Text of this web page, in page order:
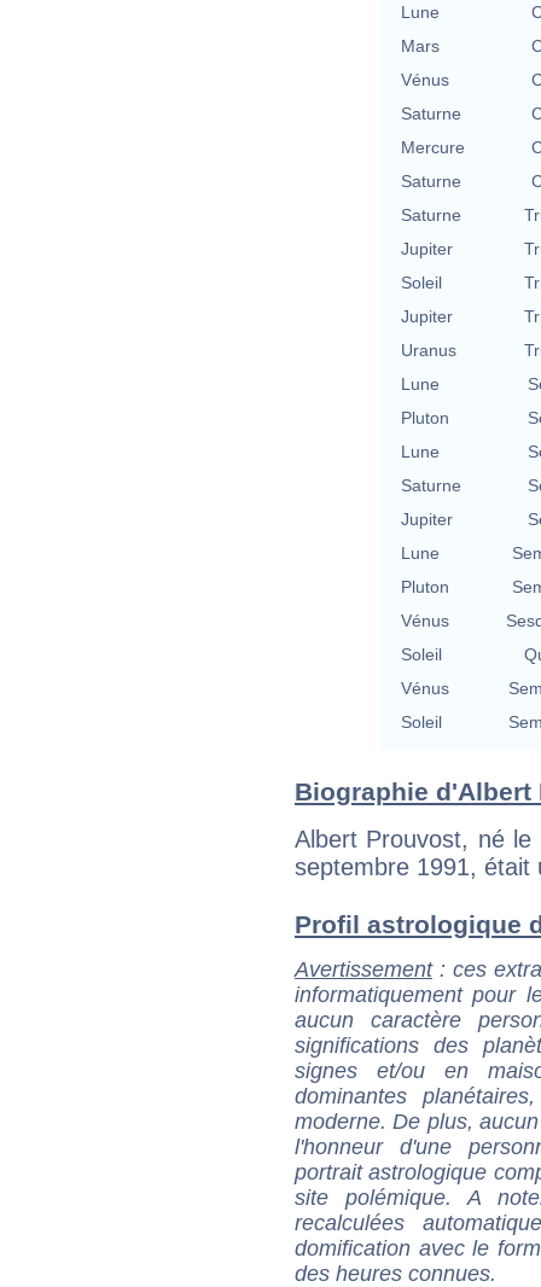
Lune
Mars
Vénus
Saturne
Mercure
Saturne
Saturne
Jupiter
Soleil
Jupiter
Uranus
Lune
Pluton
Lune
Saturne
Jupiter
Lune
Pluton
Vénus
Soleil
Vénus
Soleil
Biographie d'Albert
Albert Prouvost, né
septembre 1991, était
Profil astrologique
Avertissement: ces
informatiquement pour
aucun caractère
significations des
signes et/ou en
dominantes
moderne. De plus,
l'honneur d'une
portrait astrologique
site polémique. A
recalculées
domification avec le
des heures connues.